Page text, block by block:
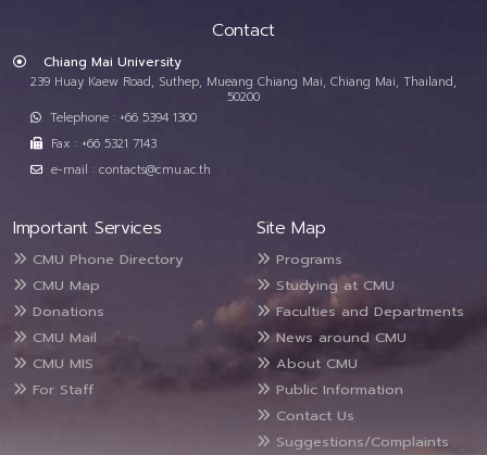
Contact
Chiang Mai University
239 Huay Kaew Road, Suthep, Mueang Chiang Mai, Chiang Mai, Thailand,
50200
Telephone : +66 5394 1300
Fax : +66 5321 7143
e-mail : contacts@cmu.ac.th
Important Services
CMU Phone Directory
CMU Map
Donations
CMU Mail
CMU MIS
For Staff
Site Map
Programs
Studying at CMU
Faculties and Departments
News around CMU
About CMU
Public Information
Contact Us
Suggestions/Complaints